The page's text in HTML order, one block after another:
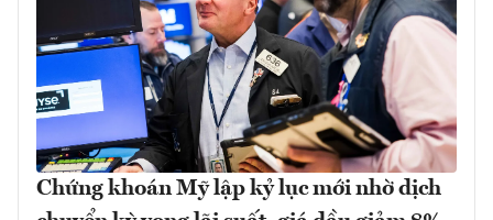
Chứng khoán Mỹ lập kỷ lục mới nhờ dịch